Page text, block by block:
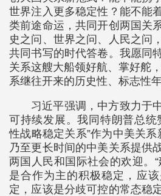
世界注入更多稳定性？能不能
类前途命运，共同开创两国关
史之问、世界之问、人民之问
共同书写的时代答卷。我愿同
关系这艘大船领好航、掌好舵
系继往开来的历史性、标志性年
习近平强调，中方致力于
可持续发展。我同特朗普总统
性战略稳定关系”作为中美关
乃至更长时间的中美关系提供
两国人民和国际社会的欢迎。
是合作为主的积极稳定，应
定，应该是分歧可控的常态稳